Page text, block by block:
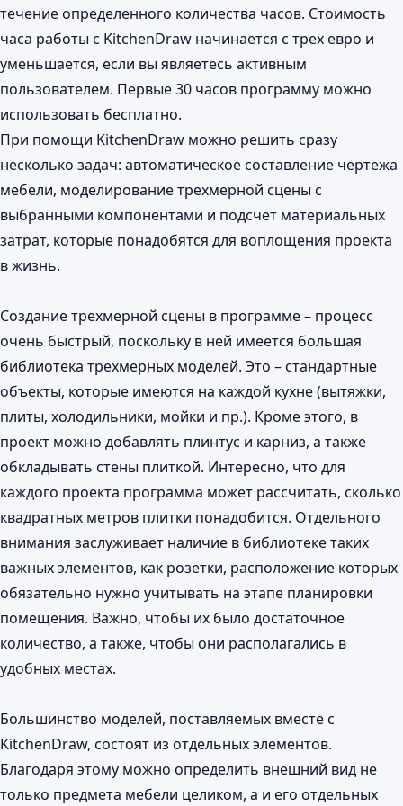
течение определенного количества часов. Стоимость
часа работы с KitchenDraw начинается с трех евро и
уменьшается, если вы являетесь активным
пользователем. Первые 30 часов программу можно
использовать бесплатно.
При помощи KitchenDraw можно решить сразу
несколько задач: автоматическое составление чертежа
мебели, моделирование трехмерной сцены с
выбранными компонентами и подсчет материальных
затрат, которые понадобятся для воплощения проекта
в жизнь.
Создание трехмерной сцены в программе – процесс
очень быстрый, поскольку в ней имеется большая
библиотека трехмерных моделей. Это – стандартные
объекты, которые имеются на каждой кухне (вытяжки,
плиты, холодильники, мойки и пр.). Кроме этого, в
проект можно добавлять плинтус и карниз, а также
обкладывать стены плиткой. Интересно, что для
каждого проекта программа может рассчитать, сколько
квадратных метров плитки понадобится. Отдельного
внимания заслуживает наличие в библиотеке таких
важных элементов, как розетки, расположение которых
обязательно нужно учитывать на этапе планировки
помещения. Важно, чтобы их было достаточное
количество, а также, чтобы они располагались в
удобных местах.
Большинство моделей, поставляемых вместе с
KitchenDraw, состоят из отдельных элементов.
Благодаря этому можно определить внешний вид не
только предмета мебели целиком, а и его отдельных